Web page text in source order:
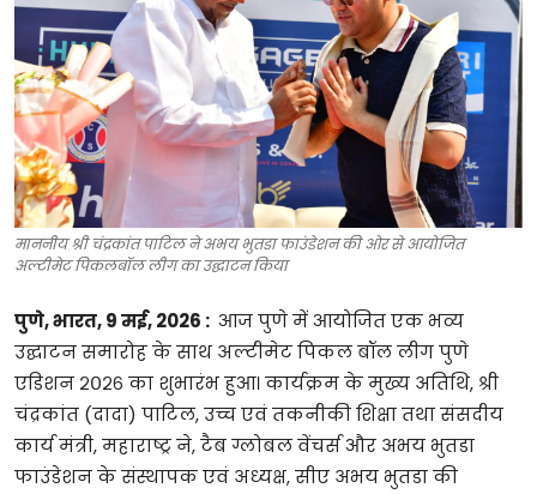
खेल
फैशन
संपादकीय
बिज़नेस
माननीय श्री चंद्रकांत पाटिल ने अभय भुतडा फाउंडेशन की ओर से आयोजित
अल्टीमेट पिकलबॉल लीग का उद्घाटन किया
पुणे,भारत,9मई, 2026 : आजपुणेमेंआयोजितएकभव्य
उद्घाटनसमारोहकेसाथ अल्टीमेटपिकलबॉललीगपुणे
एडिशन २०२६ का शुभारंभहुआ।कार्यक्रमकेमुख्य अतिथि, श्री
चंद्रकांत (दादा) पाटिल,उच्चएवंतकनीकीशिक्षातथासंसदीय
कार्यमंत्री,महाराष्ट्रने,टैबग्लोबलवेंचर्सऔर अभयभुतडा
फाउंडेशनकेसंस्थापकएवं अध्यक्ष,सीए अभयभुतडाकी